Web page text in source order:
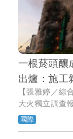
一根菸頭釀
出爐：施工
【張雅婷／綜
大火獨立調查
能是由菸頭引
堆積大量易燃
國際